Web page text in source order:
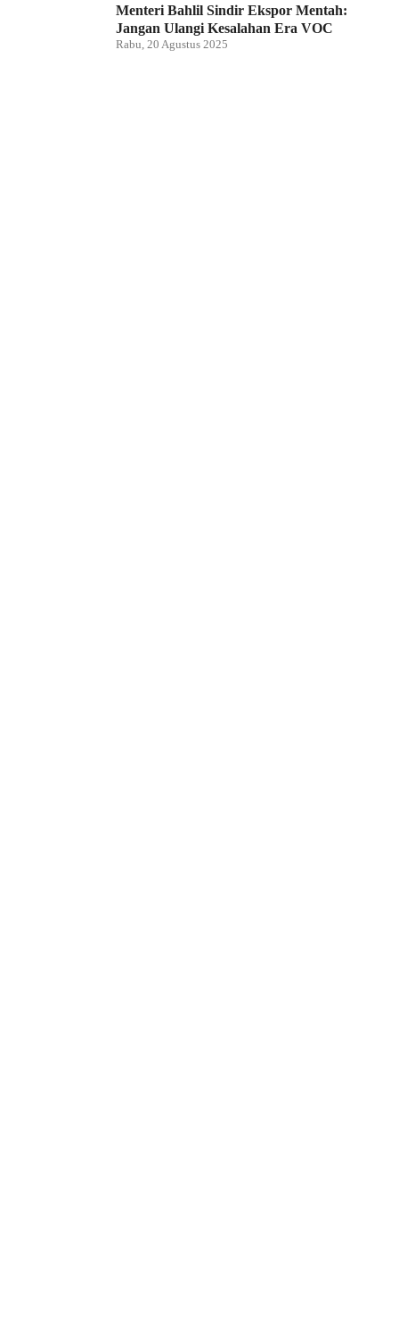
Menteri Bahlil Sindir Ekspor Mentah:
Jangan Ulangi Kesalahan Era VOC
Rabu, 20 Agustus 2025